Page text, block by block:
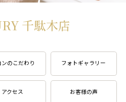
千駄木店
のこだわり フォトギャラリー
アクセス お客様の声